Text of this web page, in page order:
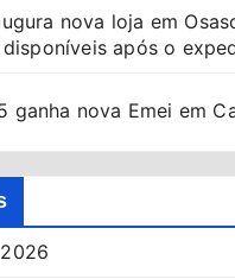
nova loja em
após o
ganha nova Emei em